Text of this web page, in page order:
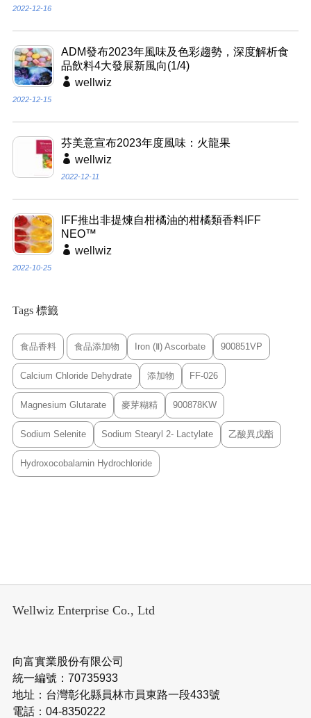
2022-12-16
ADM發布2023年風味及色彩趨勢，深度解析食
品飲料4大發展新風向(1/4)
wellwiz
2022-12-15
芬美意宣布2023年度風味：火龍果
wellwiz
2022-12-11
IFF推出非提煉自柑橘油的柑橘類香料IFF
NEO™
wellwiz
2022-10-25
Tags 標籤
食品香料 食品添加物 Iron (Ⅱ) Ascorbate 900851VP
Calcium Chloride Dehydrate 添加物 FF-026
Magnesium Glutarate 麥芽糊精 900878KW
Sodium Selenite Sodium Stearyl 2- Lactylate 乙酸異戊酯
Hydroxocobalamin Hydrochloride
Wellwiz Enterprise Co., Ltd
向富實業股份有限公司
統一編號：70735933
地址：台灣彰化縣員林市員東路一段433號
電話：04-8350222